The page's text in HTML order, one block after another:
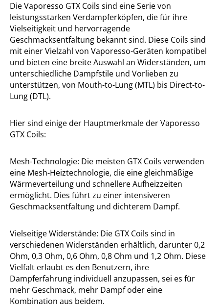
Die Vaporesso GTX Coils sind eine Serie von
leistungsstarken Verdampferköpfen, die für ihre
Vielseitigkeit und hervorragende
Geschmacksentfaltung bekannt sind. Diese Coils sind
mit einer Vielzahl von Vaporesso-Geräten kompatibel
und bieten eine breite Auswahl an Widerständen, um
unterschiedliche Dampfstile und Vorlieben zu
unterstützen, von Mouth-to-Lung (MTL) bis Direct-to-
Lung (DTL).
Hier sind einige der Hauptmerkmale der Vaporesso
GTX Coils:
Mesh-Technologie: Die meisten GTX Coils verwenden
eine Mesh-Heiztechnologie, die eine gleichmäßige
Wärmeverteilung und schnellere Aufheizzeiten
ermöglicht. Dies führt zu einer intensiveren
Geschmacksentfaltung und dichterem Dampf.
Vielseitige Widerstände: Die GTX Coils sind in
verschiedenen Widerständen erhältlich, darunter 0,2
Ohm, 0,3 Ohm, 0,6 Ohm, 0,8 Ohm und 1,2 Ohm. Diese
Vielfalt erlaubt es den Benutzern, ihre
Dampferfahrung individuell anzupassen, sei es für
mehr Geschmack, mehr Dampf oder eine
Kombination aus beidem.